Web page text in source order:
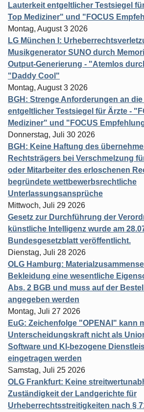
Lauterkeit entgeltlicher Testsiegel
Top Mediziner" und "FOCUS
Montag, August 3 2026
LG München I:
Musikgenerator SUNO durch
Output-Generierung - "Atemlos
"Daddy Cool"
Montag, August 3 2026
BGH: Strenge Anforderungen an
entgeltlicher Testsiegel für Ärzte -
Mediziner" und "FOCUS
Donnerstag, Juli 30 2026
BGH: Keine Haftung des
Rechtsträgers bei Verschmelzung
oder Mitarbeiter des erloschenen
begründete wettbewerbsrechtliche
Unterlassungsansprüche
Mittwoch, Juli 29 2026
Gesetz zur Durchführung der
künstliche Intelligenz wurde am
Bundesgesetzblatt veröffentlicht.
Dienstag, Juli 28 2026
OLG Hamburg:
Bekleidung eine wesentliche
Abs. 2 BGB und muss auf der
angegeben werden
Montag, Juli 27 2026
EuG: Zeichenfolge "OPENAI" kann
Unterscheidungskraft nicht als
Software und KI-bezogene
eingetragen werden
Samstag, Juli 25 2026
OLG Frankfurt: Keine
Zuständigkeit der Landgerichte für
Urheberrechtsstreitigkeiten nach §